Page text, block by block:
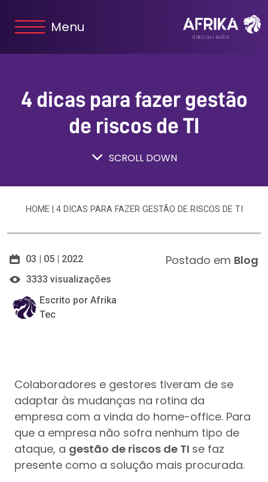
Menu
4 dicas para fazer gestão
de riscos de TI
SCROLL DOWN
HOME| 4 DICAS PARA FAZER GESTÃO DE RISCOS DE TI
03 | 05 | 2022
3333 visualizações
Escrito por Afrika
Tec
Postado em Blog
Colaboradores e gestores tiveram de se
adaptar às mudanças na rotina da
empresa com a vinda do home-office. Para
que a empresa não sofra nenhum tipo de
ataque, a gestão de riscos de TI se faz
presente como a solução mais procurada.